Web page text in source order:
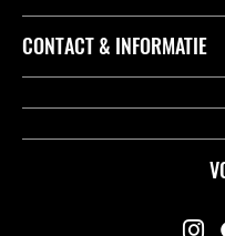
Accessoires &
Dealers
CONTACT & INFORMATIE
Contact